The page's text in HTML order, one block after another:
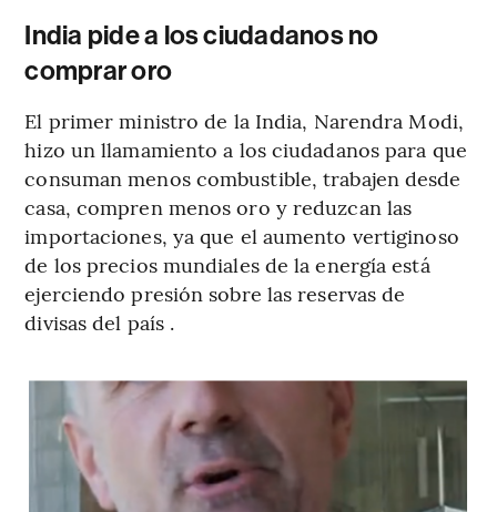
India pide a los ciudadanos no
comprar oro
El primer ministro de la India, Narendra Modi,
hizo un llamamiento a los ciudadanos para que
consuman menos combustible, trabajen desde
casa, compren menos oro y reduzcan las
importaciones, ya que el aumento vertiginoso
de los precios mundiales de la energía está
ejerciendo presión sobre las reservas de
divisas del país .